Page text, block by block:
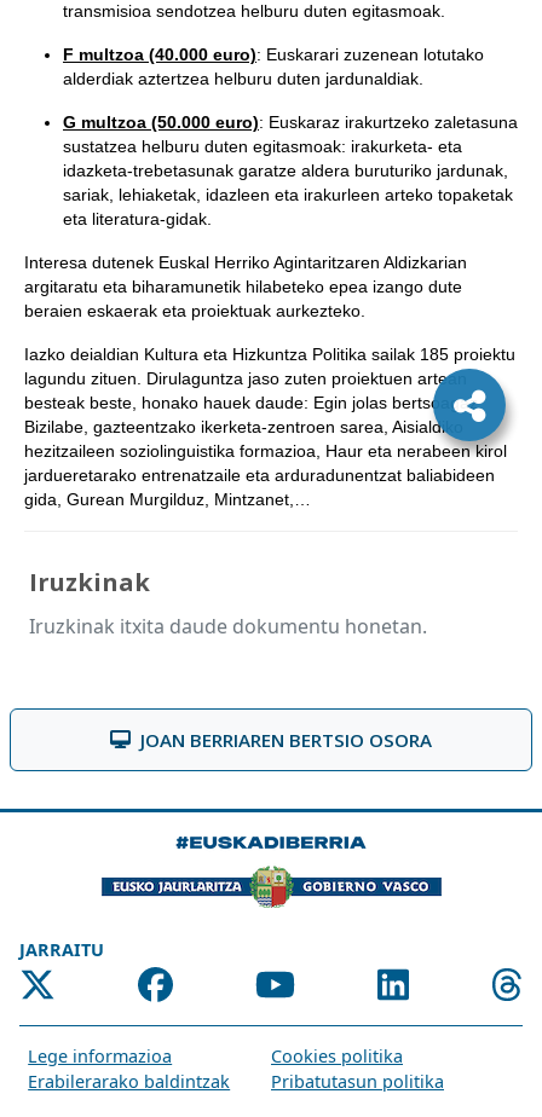
transmisioa sendotzea helburu duten egitasmoak.
F multzoa (40.000 euro): Euskarari zuzenean lotutako
alderdiak aztertzea helburu duten jardunaldiak.
G multzoa (50.000 euro): Euskaraz irakurtzeko zaletasuna
sustatzea helburu duten egitasmoak: irakurketa- eta
idazketa-trebetasunak garatze aldera buruturiko jardunak,
sariak, lehiaketak, idazleen eta irakurleen arteko topaketak
eta literatura-gidak.
Interesa dutenek Euskal Herriko Agintaritzaren Aldizkarian
argitaratu eta biharamunetik hilabeteko epea izango dute
beraien eskaerak eta proiektuak aurkezteko.
Iazko deialdian Kultura eta Hizkuntza Politika sailak 185 proiektu
lagundu zituen. Dirulaguntza jaso zuten proiektuen artean
besteak beste, honako hauek daude: Egin jolas bertsoagaz,
Bizilabe, gazteentzako ikerketa-zentroen sarea, Aisialdiko
hezitzaileen soziolinguistika formazioa, Haur eta nerabeen kirol
jardueretarako entrenatzaile eta arduradunentzat baliabideen
gida, Gurean Murgilduz, Mintzanet,…
Iruzkinak
Iruzkinak itxita daude dokumentu honetan.
JOAN BERRIAREN BERTSIO OSORA
JARRAITU
Lege informazioa
Cookies politika
Erabilerarako baldintzak
Pribatutasun politika